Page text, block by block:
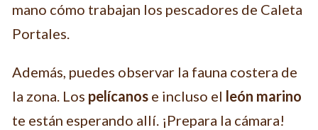
mano cómo trabajan los pescadores de Caleta
Portales.
Además, puedes observar la fauna costera de
la zona. Los pelícanos e incluso el león marino
te están esperando allí. ¡Prepara la cámara!